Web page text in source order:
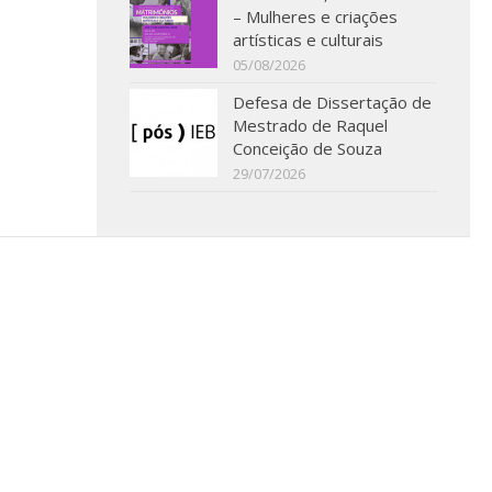
– Mulheres e criações
artísticas e culturais
05/08/2026
Defesa de Dissertação de
Mestrado de Raquel
Conceição de Souza
29/07/2026